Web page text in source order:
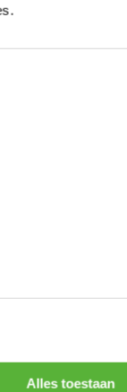
Alles toestaan
olie filter